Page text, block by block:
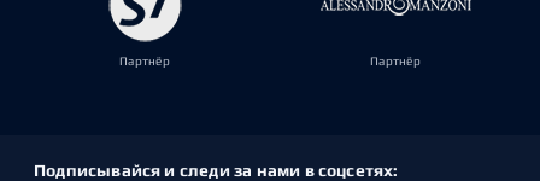
Партнёр Партнёр
Подписывайся и следи за нами в соцсетях: